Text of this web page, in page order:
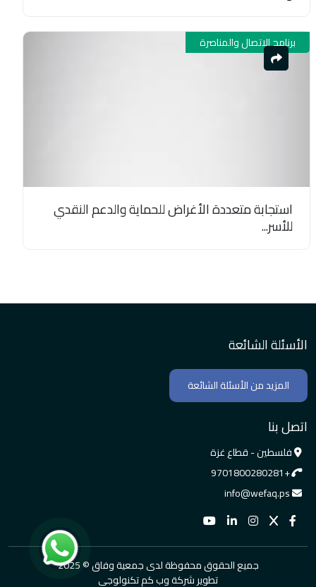
برنامج الاتصال والمناصرة
استجابة متعددة الأغراض للحماية والدعم النقدي
للأسر...
الأسئلة الشائعة
المزيد من الأسئلة الشائعة
اتصل بنا
فلسطين - قطاع غزة
+9701800280281
info@wefaq.ps
جميع الحقوق محفوظة لدى جمعية وفاق © 2025
تطوير شركة وب كم تكنولوجي